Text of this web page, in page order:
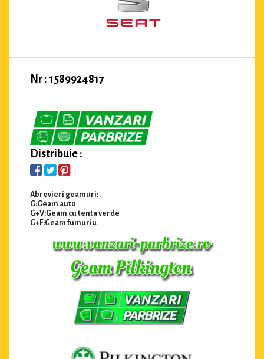
Nr : 1589924817
Distribuie :
Abrevieri geamuri:
G:Geam auto
G+V:Geam cu tenta verde
G+F:Geam fumuriu